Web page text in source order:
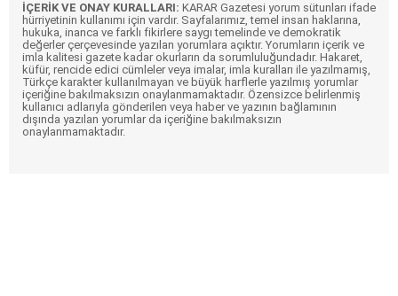
İÇERİK VE ONAY KURALLARI: KARAR Gazetesi yorum sütunları ifade
hürriyetinin kullanımı için vardır. Sayfalarımız, temel insan haklarına,
hukuka, inanca ve farklı fikirlere saygı temelinde ve demokratik
değerler çerçevesinde yazılan yorumlara açıktır. Yorumların içerik ve
imla kalitesi gazete kadar okurların da sorumluluğundadır. Hakaret,
küfür, rencide edici cümleler veya imalar, imla kuralları ile yazılmamış,
Türkçe karakter kullanılmayan ve büyük harflerle yazılmış yorumlar
içeriğine bakılmaksızın onaylanmamaktadır. Özensizce belirlenmiş
kullanıcı adlarıyla gönderilen veya haber ve yazının bağlamının
dışında yazılan yorumlar da içeriğine bakılmaksızın
onaylanmamaktadır.